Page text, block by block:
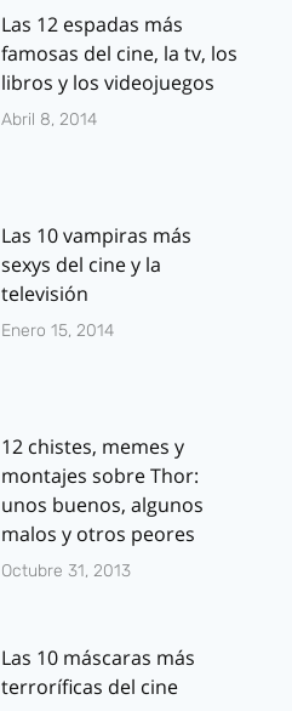
Las 12 espadas más
famosas del cine, la tv, los
libros y los videojuegos
Abril 8, 2014
Las 10 vampiras más
sexys del cine y la
televisión
Enero 15, 2014
12 chistes, memes y
montajes sobre Thor:
unos buenos, algunos
malos y otros peores
Octubre 31, 2013
Las 10 máscaras más
terroríficas del cine